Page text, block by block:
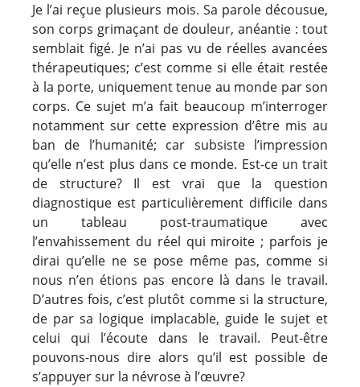
Je l’ai reçue plusieurs mois. Sa parole décousue,
son corps grimaçant de douleur, anéantie : tout
semblait figé. Je n’ai pas vu de réelles avancées
thérapeutiques; c’est comme si elle était restée
à la porte, uniquement tenue au monde par son
corps. Ce sujet m’a fait beaucoup m’interroger
notamment sur cette expression d’être mis au
ban de l’humanité; car subsiste l’impression
qu’elle n’est plus dans ce monde. Est-ce un trait
de structure? Il est vrai que la question
diagnostique est particulièrement difficile dans
un tableau post-traumatique avec
l’envahissement du réel qui miroite ; parfois je
dirai qu’elle ne se pose même pas, comme si
nous n’en étions pas encore là dans le travail.
D’autres fois, c’est plutôt comme si la structure,
de par sa logique implacable, guide le sujet et
celui qui l’écoute dans le travail. Peut-être
pouvons-nous dire alors qu’il est possible de
s’appuyer sur la névrose à l’œuvre?